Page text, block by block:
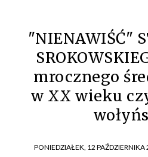
"NIENAWIŚĆ"
mrocznego
w XX wieku
PONIEDZIAŁEK, 12 PAŹDZIERNIKA